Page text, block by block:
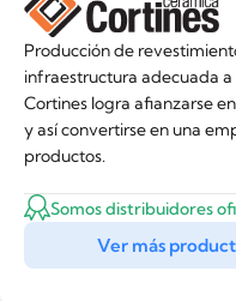
Producción de
infraestructura adecuada a
Cortines logra afianzarse
y así convertirse en una
productos.
Somos distribuidores
Ver más